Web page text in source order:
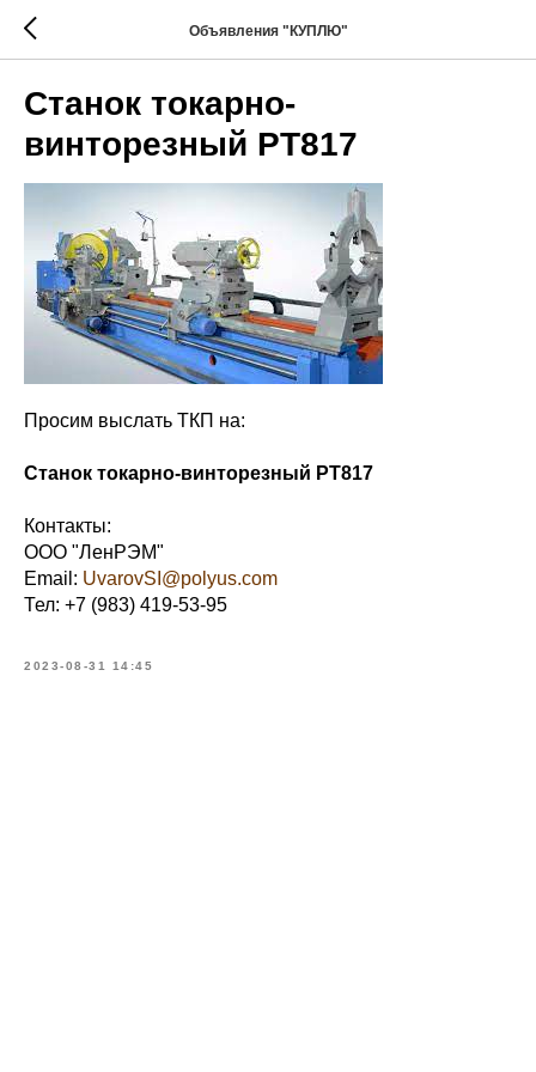
Объявления "КУПЛЮ"
Станок токарно-
винторезный РТ817
Просим выслать ТКП на:
Станок токарно-винторезный РТ817
Контакты:
ООО "ЛенРЭМ"
Email: UvarovSI@polyus.com
Тел: +7 (983) 419-53-95
2023-08-31 14:45